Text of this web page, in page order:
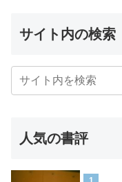
サイト内の検索
人気の書評